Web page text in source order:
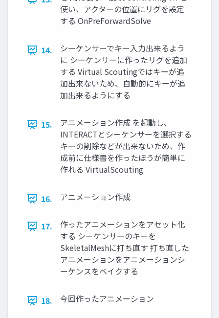
使い、アクターの位置にリグを設定
する OnPreForwardSolve
14.
シーケンサーでキー入力出来るよう
に シーケンサーに作ったリグを追加
する Virtual Scoutingではキーが追
加出来ないため、自動的にキーが追
加出来るようにする
15.
アニメーション作成 を起動し、
INTERACTとシーケンサーを選択する
キーの削除などが出来ないため、作
成前に仕様書を作ったほうが簡単に
作れる VirtualScouting
16. アニメーション作成
17.
作ったアニメーションをアセット化
する シーケンサーのキーを
SkeletalMeshに打ち直す 打ち直した
アニメーションをアニメーションシ
ーケンスをベイクする
18. 今回作ったアニメーション